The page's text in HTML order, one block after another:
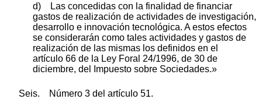
d) Las concedidas con la finalidad de financiar
gastos de realización de actividades de investigación,
desarrollo e innovación tecnológica. A estos efectos
se considerarán como tales actividades y gastos de
realización de las mismas los definidos en el
artículo 66 de la Ley Foral 24/1996, de 30 de
diciembre, del Impuesto sobre Sociedades.»
Seis. Número 3 del artículo 51.